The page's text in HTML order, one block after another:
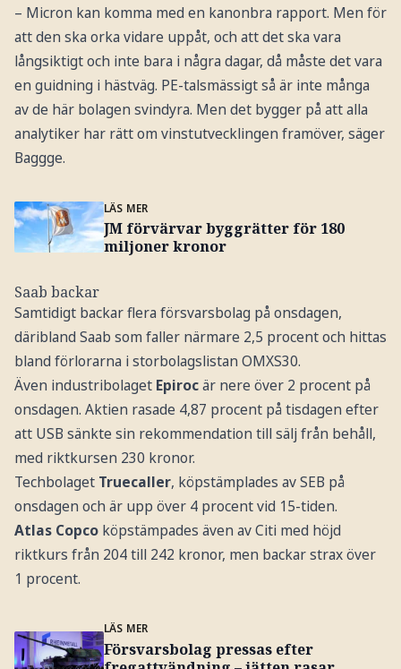
– Micron kan komma med en kanonbra rapport. Men för
att den ska orka vidare uppåt, och att det ska vara
långsiktigt och inte bara i några dagar, då måste det vara
en guidning i hästväg. PE-talsmässigt så är inte många
av de här bolagen svindyra. Men det bygger på att alla
analytiker har rätt om vinstutvecklingen framöver, säger
Baggge.
LÄS MER
JM förvärvar byggrätter för 180
miljoner kronor
Saab backar
Samtidigt backar flera försvarsbolag på onsdagen,
däribland Saab som faller närmare 2,5 procent och hittas
bland förlorarna i storbolagslistan OMXS30.
Även industribolaget Epirocär nere över 2 procent på
onsdagen. Aktien rasade 4,87 procent på tisdagen efter
att USB sänkte sin rekommendation till sälj från behåll,
med riktkursen 230 kronor.
Techbolaget Truecaller, köpstämplades av SEB på
onsdagen och är upp över 4 procent vid 15-tiden.
Atlas Copcoköpstämpades även av Citi med höjd
riktkurs från 204 till 242 kronor, men backar strax över
1 procent.
LÄS MER
Försvarsbolag pressas efter